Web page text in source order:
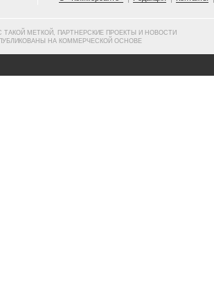
ТАКОЙ МЕТКОЙ, ПАРТНЕРСКИЕ ПРОЕКТЫ И НОВОСТИ
НА КОММЕРЧЕСКОЙ ОСНОВЕ